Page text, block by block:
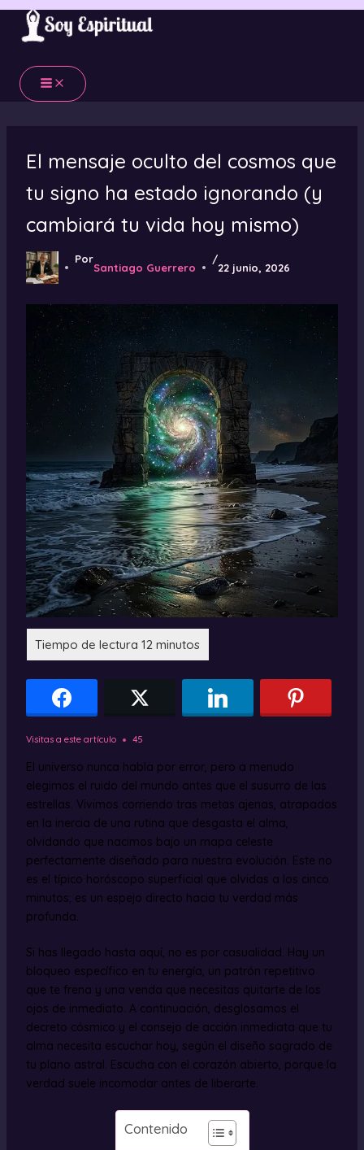
Ir
contenido
El mensaje oculto del cosmos que
tu signo ha estado ignorando (y
cambiará tu vida hoy mismo)
Por
Santiago Guerrero
/
22 junio, 2026
Visitas a este artículo 45
El universo nunca habla por error, pero a menudo
elegimos el ruido del mundo antes que el susurro de las
estrellas. Vivimos corriendo tras metas ajenas, atrapados
en la inercia de una rutina que desgasta el alma,
olvidando que nacimos bajo un mapa celeste
perfectamente diseñado para nuestra evolución. Este no
es el típico horóscopo superficial que olvidas a los cinco
minutos; es un espejo directo hacia tu verdad más
profunda.
Si has llegado hasta aquí, no es por casualidad. Hay un
bloqueo específico en tu energía, un patrón repetitivo
que te frena y una venda que necesitas quitarte de los
ojos de inmediato. A continuación, desglosamos el
decreto cósmico y el consejo de acción inmediata que tu
alma necesita escuchar hoy, según el diseño sagrado de
tu plano astral. Escucha con el corazón abierto, porque la
verdad suele incomodar antes de liberarte.
Contenido